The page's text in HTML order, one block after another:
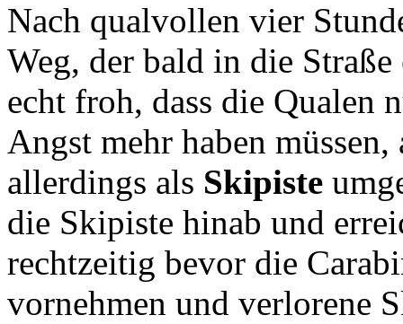
Nach qualvollen vier
Weg, der bald in die
echt froh, dass die Qualen
Angst mehr haben
allerdings als Skipiste
die Skipiste hinab und
rechtzeitig bevor die
vornehmen und verlorene